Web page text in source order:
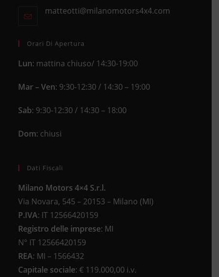
your
matteotti@milanomotors4x4.comOpens
Orari Di Apertura
Lun: mattina chiuso/ 14:30-19:00
Mar – Ven: 9:30-12:30 / 14:30 – 19:00
Sab: 9:30-12:30 / 14:30 – 18:00
Dom: chiusi
Dati Fiscali
Milano Motors 4×4 S.r.l.
Via Novara, 545 – 20153 – Milano (MI)
P.IVA: IT 12566420159
Registro delle imprese: MI
N° IT 12566420159
REA: MI – 1566432
Capitale sociale: € 119.000,00 i.v.